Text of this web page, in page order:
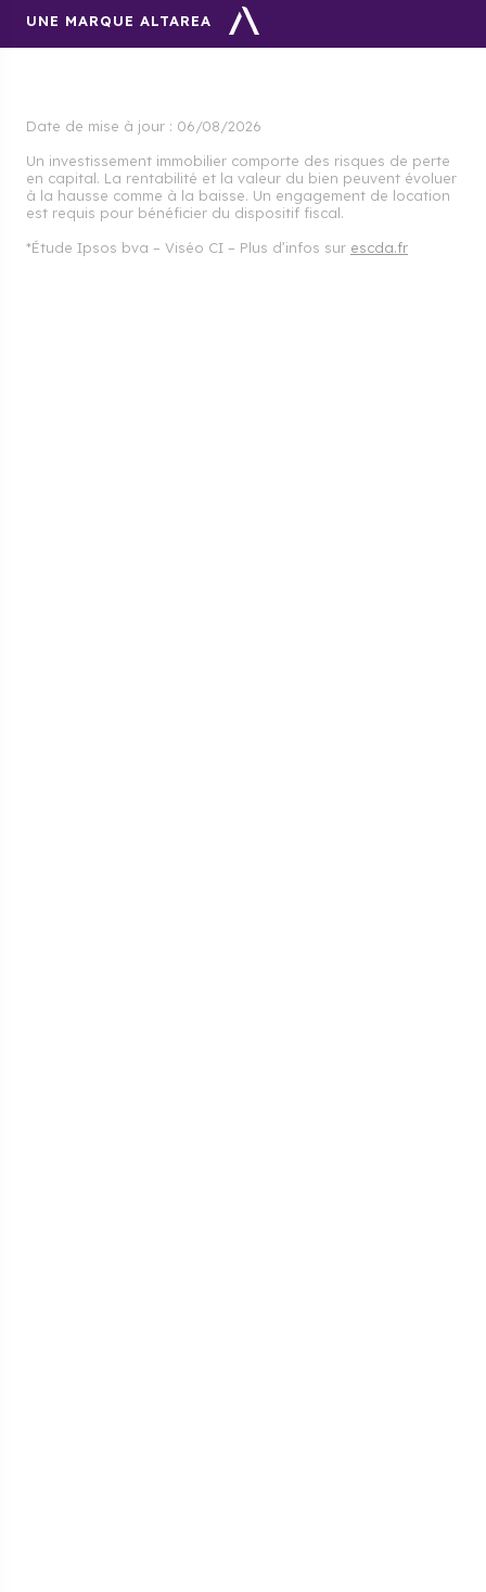
UNE MARQUE ALTAREA
Date de mise à jour : 06/08/2026
Un investissement immobilier comporte des risques de perte
en capital. La rentabilité et la valeur du bien peuvent évoluer
à la hausse comme à la baisse. Un engagement de location
est requis pour bénéficier du dispositif fiscal.
*Étude Ipsos bva – Viséo CI – Plus d’infos sur escda.fr